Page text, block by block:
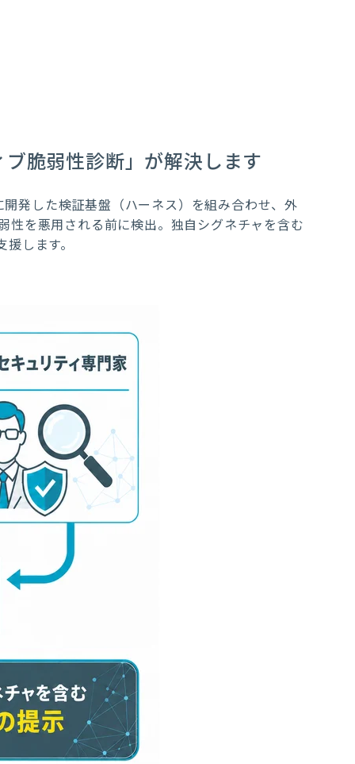
脆弱性診断」が解決します
発した検証基盤（ハーネス）を組み合わせ、外
性を悪用される前に検出。独自シグネチャを含む
します。